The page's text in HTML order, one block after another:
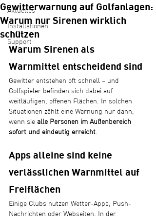
Aktuelles
Installationen
Support
Gewitterwarnung auf Golfanlagen:
Warum nur Sirenen wirklich
schützen
Warum Sirenen als
Warnmittel entscheidend sind
Gewitter entstehen oft schnell – und
Golfspieler befinden sich dabei auf
weitläufigen, offenen Flächen. In solchen
Situationen zählt eine Warnung nur dann,
wenn sie alle Personen im Außenbereich
sofort und eindeutig erreicht.
Apps alleine sind keine
verlässlichen Warnmittel auf
Freiflächen
Einige Clubs nutzen Wetter-Apps, Push-
Nachrichten oder Webseiten. In der